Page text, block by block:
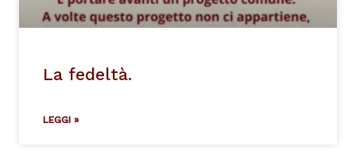
La fedeltà.
LEGGI »